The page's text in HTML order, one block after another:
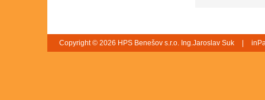
Copyright © 2026 HPS Benešov s.r.o. Ing.Jaroslav Suk